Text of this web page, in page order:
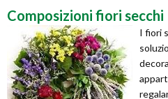
Composizioni fiori secchi
I fiori